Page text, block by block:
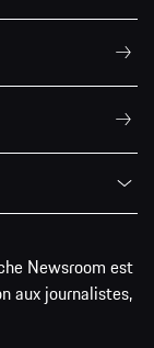
Newsroom est
aux journalistes,